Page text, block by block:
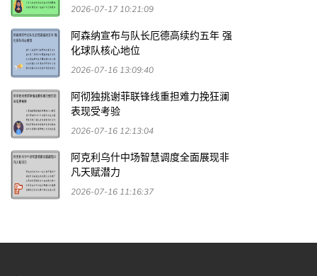
2026-07-17 10:21:09
阿森纳宣布与队长厄德高续约五年 强
化球队核心地位
2026-07-16 13:09:40
阿彻独挑谢菲联锋线重担难力挽狂澜
表现受考验
2026-07-16 12:13:04
阿克利乌什中场智慧调度全面展现非
凡天赋潜力
2026-07-16 11:16:37